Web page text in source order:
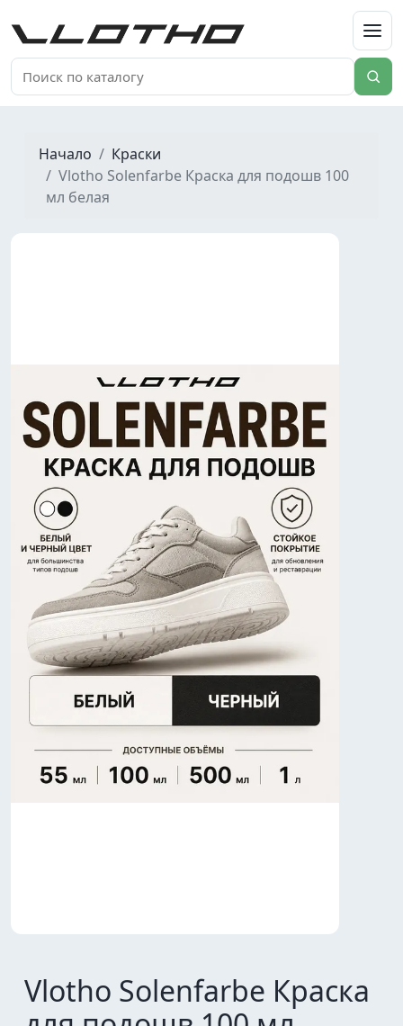
VLOTHO
Начало
Краски
Vlotho Solenfarbe Краска для подошв 100
мл белая
Vlotho Solenfarbe Краска